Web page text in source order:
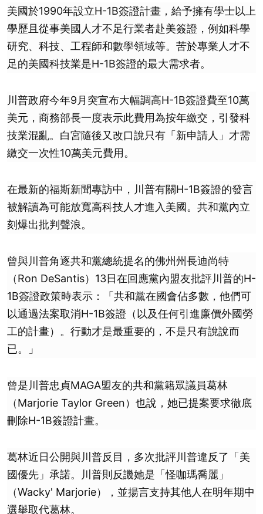
美國於1990年設立H-1B簽證計畫，給予擁有學士以上
學歷且從事美國人才不足行業者赴美簽證，例如科學
研究、科技、工程師和數學領域等。苦於專業人才不
足的美國科技業是H-1B簽證的最大需求者。
川普政府今年9月突宣布大幅調高H-1B簽證費至10萬
美元，商務部長一度表示此費用為按年繳交，引發科
技業混亂。白宮隨後又改口說只有「新申請人」才需
繳交一次性10萬美元費用。
在最新的福斯新聞專訪中，川普有關H-1B簽證的發言
被解讀為可能放寬高科技人才進入美國。共和黨內立
刻爆出批判聲浪。
曾與川普角逐共和黨總統提名的佛州州長迪尚特
（Ron DeSantis）13日在回應黨內盟友批評川普的H-
1B簽證政策時表示：「共和黨在國會佔多數，他們可
以通過法案取消H-1B簽證（以及任何引進廉價外國勞
工的計畫）。行動才是最重要的，不是只有說說而
已。」
曾是川普忠貞MAGA盟友的共和黨籍眾議員葛林
（Marjorie Taylor Green）也說，她已提案要求徹底
刪除H-1B簽證計畫。
葛林近日公開與川普反目，多次批評川普違反了「美
國優先」承諾。川普則反譏她是「怪咖瑪喬麗」
（Wacky' Marjorie），並揚言支持其他人在明年期中
選舉取代葛林。